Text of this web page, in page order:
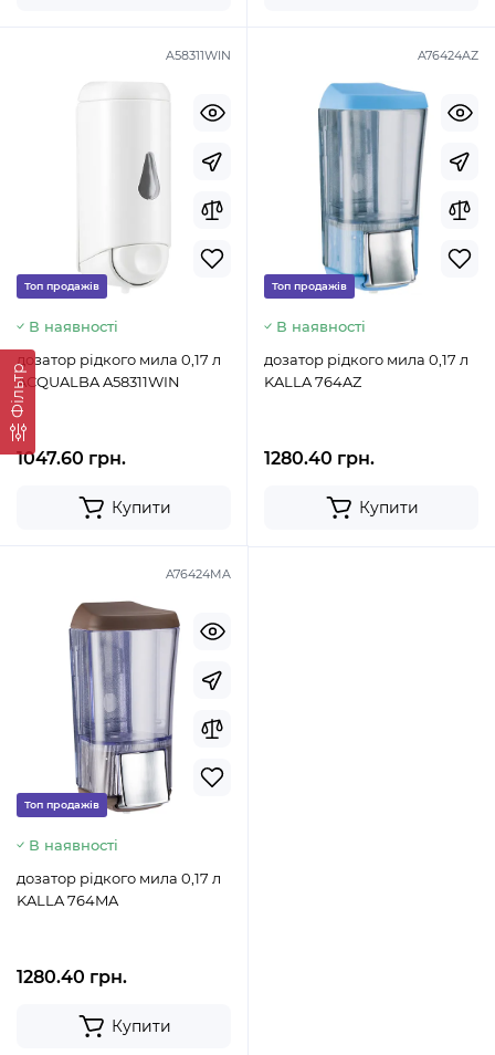
Фільтр
A58311WIN
Топ продажів
В наявності
дозатор рідкого мила 0,17 л
ACQUALBA A58311WIN
1047.60 грн.
Купити
A76424AZ
Топ продажів
В наявності
дозатор рідкого мила 0,17 л
KALLA 764AZ
1280.40 грн.
Купити
A76424MA
Топ продажів
В наявності
дозатор рідкого мила 0,17 л
KALLA 764MA
1280.40 грн.
Купити